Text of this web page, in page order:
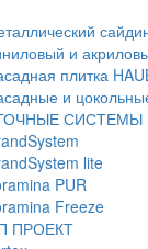
и
плитка
и
СИСТЕМЫ
lite
PUR
Freeze
ПРОЕКТ